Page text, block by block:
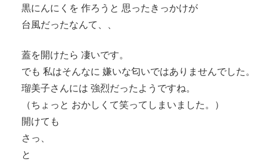
黒にんにくを 作ろうと 思ったきっかけが
台風だったなんて、、
蓋を開けたら 凄いです。
でも 私はそんなに 嫌いな匂いではありませんでした。
瑠美子さんには 強烈だったようですね。
（ちょっと おかしくて笑ってしまいました。）
開けても
さっ、
と